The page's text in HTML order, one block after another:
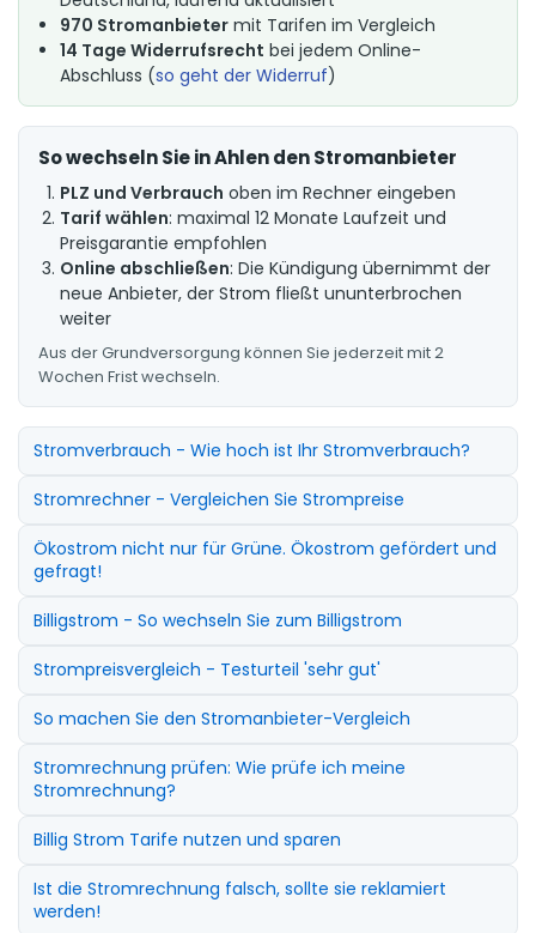
970 Stromanbieter mit Tarifen im Vergleich
14 Tage Widerrufsrecht bei jedem Online-
Abschluss (so geht der Widerruf)
So wechseln Sie in Ahlen den Stromanbieter
PLZ und Verbrauch oben im Rechner eingeben
Tarif wählen: maximal 12 Monate Laufzeit und
Preisgarantie empfohlen
Online abschließen: Die Kündigung übernimmt der
neue Anbieter, der Strom fließt ununterbrochen
weiter
Aus der Grundversorgung können Sie jederzeit mit 2
Wochen Frist wechseln.
Stromverbrauch - Wie hoch ist Ihr Stromverbrauch?
Stromrechner - Vergleichen Sie Strompreise
Ökostrom nicht nur für Grüne. Ökostrom gefördert und
gefragt!
Billigstrom - So wechseln Sie zum Billigstrom
Strompreisvergleich - Testurteil 'sehr gut'
So machen Sie den Stromanbieter-Vergleich
Stromrechnung prüfen: Wie prüfe ich meine
Stromrechnung?
Billig Strom Tarife nutzen und sparen
Ist die Stromrechnung falsch, sollte sie reklamiert
werden!